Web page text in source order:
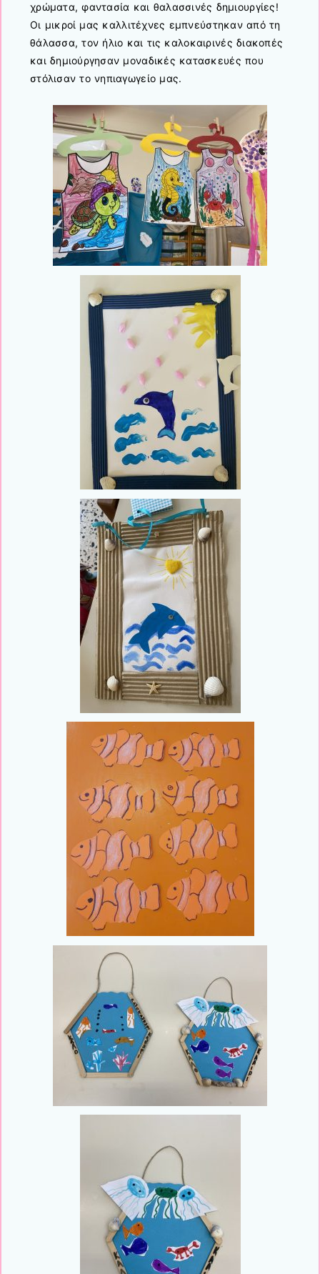
χρώματα, φαντασία και θαλασσινές δημιουργίες!
Οι μικροί μας καλλιτέχνες εμπνεύστηκαν από τη
θάλασσα, τον ήλιο και τις καλοκαιρινές διακοπές
και δημιούργησαν μοναδικές κατασκευές που
στόλισαν το νηπιαγωγείο μας.